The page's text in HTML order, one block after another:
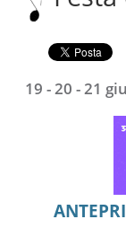
Salta
navigazione
19 - 20 - 21